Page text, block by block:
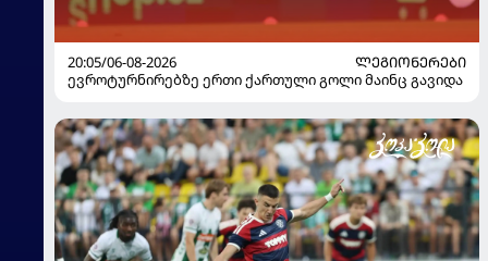
20:05/06-08-2026
ᲚᲔᲒᲘᲝᲜᲔᲠᲔᲑᲘ
ევროტურნირებზე ერთი ქართული გოლი მაინც გავიდა